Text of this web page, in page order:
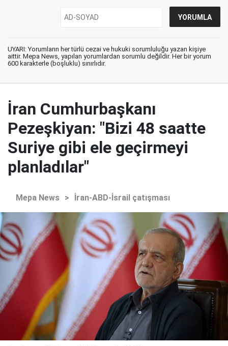
UYARI: Yorumların her türlü cezai ve hukuki sorumluluğu yazan kişiye
aittir. Mepa News, yapılan yorumlardan sorumlu değildir. Her bir yorum
600 karakterle (boşluklu) sınırlıdır.
İran Cumhurbaşkanı
Pezeşkiyan: "Bizi 48 saatte
Suriye gibi ele geçirmeyi
planladılar"
Mepa News > İran-ABD-İsrail çatışması